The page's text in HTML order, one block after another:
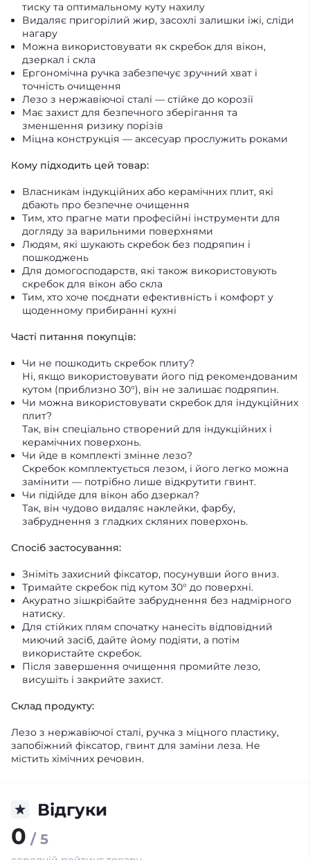
тиску та оптимальному куту нахилу
Видаляє пригорілий жир, засохлі залишки їжі, сліди
нагару
Можна використовувати як скребок для вікон,
дзеркал і скла
Ергономічна ручка забезпечує зручний хват і
точність очищення
Лезо з нержавіючої сталі — стійке до корозії
Має захист для безпечного зберігання та
зменшення ризику порізів
Міцна конструкція — аксесуар прослужить роками
Кому підходить цей товар:
Власникам індукційних або керамічних плит, які
дбають про безпечне очищення
Тим, хто прагне мати професійні інструменти для
догляду за варильними поверхнями
Людям, які шукають скребок без подряпин і
пошкоджень
Для домогосподарств, які також використовують
скребок для вікон або скла
Тим, хто хоче поєднати ефективність і комфорт у
щоденному прибиранні кухні
Часті питання покупців:
Чи не пошкодить скребок плиту?
Ні, якщо використовувати його під рекомендованим
кутом (приблизно 30°), він не залишає подряпин.
Чи можна використовувати скребок для індукційних
плит?
Так, він спеціально створений для індукційних і
керамічних поверхонь.
Чи йде в комплекті змінне лезо?
Скребок комплектується лезом, і його легко можна
замінити — потрібно лише відкрутити гвинт.
Чи підійде для вікон або дзеркал?
Так, він чудово видаляє наклейки, фарбу,
забруднення з гладких скляних поверхонь.
Спосіб застосування:
Зніміть захисний фіксатор, посунувши його вниз.
Тримайте скребок під кутом 30° до поверхні.
Акуратно зішкрібайте забруднення без надмірного
натиску.
Для стійких плям спочатку нанесіть відповідний
миючий засіб, дайте йому подіяти, а потім
використайте скребок.
Після завершення очищення промийте лезо,
висушіть і закрийте захист.
Склад продукту:
Лезо з нержавіючої сталі, ручка з міцного пластику,
запобіжний фіксатор, гвинт для заміни леза. Не
містить хімічних речовин.
Відгуки
0 / 5